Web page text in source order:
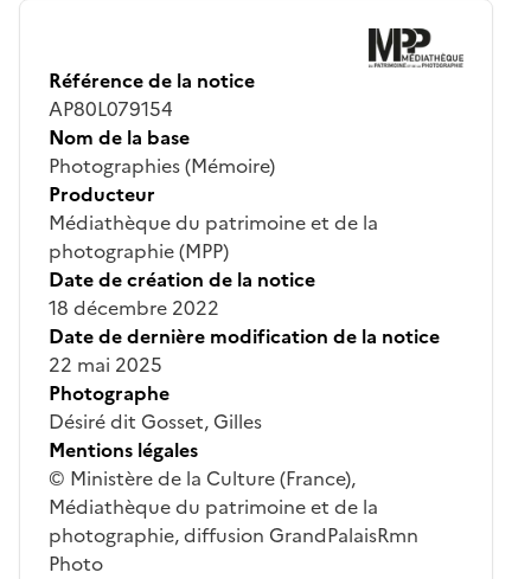
Référence de la notice
AP80L079154
Nom de la base
Photographies (Mémoire)
Producteur
Médiathèque du patrimoine et de la
photographie (MPP)
Date de création de la notice
18 décembre 2022
Date de dernière modification de la notice
22 mai 2025
Photographe
Désiré dit Gosset, Gilles
Mentions légales
© Ministère de la Culture (France),
Médiathèque du patrimoine et de la
photographie, diffusion GrandPalaisRmn
Photo